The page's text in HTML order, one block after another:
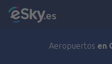
Aeropuertos en